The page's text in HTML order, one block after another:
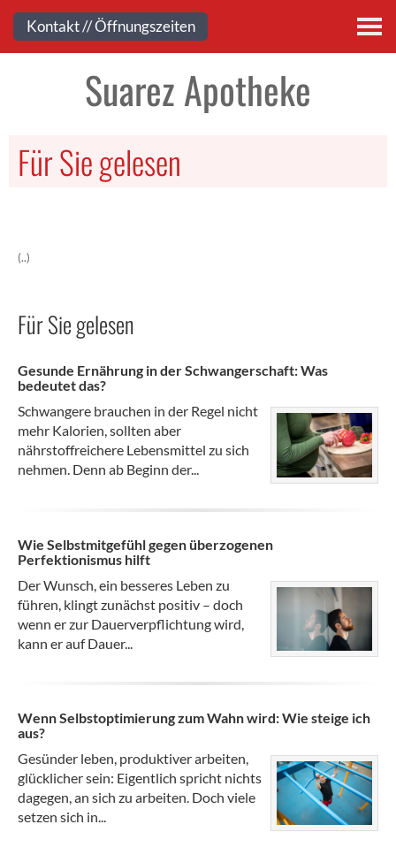
Kontakt
Suarez Apotheke
Für Sie gelesen
(..)
Für Sie gelesen
Gesunde Ernährung in der Schwangerschaft: Was
bedeutet das?
Schwangere brauchen in der Regel nicht
mehr Kalorien, sollten aber
nährstoffreichere Lebensmittel zu sich
nehmen. Denn ab Beginn der...
Wie Selbstmitgefühl gegen überzogenen
Perfektionismus hilft
Der Wunsch, ein besseres Leben zu
führen, klingt zunächst positiv – doch
wenn er zur Dauerverpflichtung wird,
kann er auf Dauer...
Wenn Selbstoptimierung zum Wahn wird: Wie steige ich
aus?
Gesünder leben, produktiver arbeiten,
glücklicher sein: Eigentlich spricht nichts
dagegen, an sich zu arbeiten. Doch viele
setzen sich in...
Kontakt // Öffnungszeiten